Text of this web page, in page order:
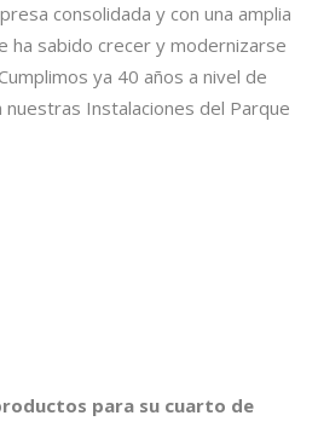
consolidada y con una amplia
ha sabido crecer y modernizarse
ya 40 años a nivel de
Instalaciones del Parque
para su cuarto de